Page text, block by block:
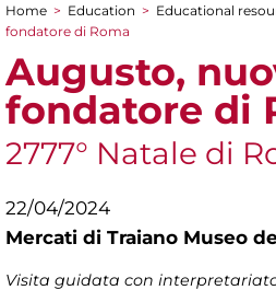
You are here
Home > Education > Educational
fondatore di Roma
Augusto,
fondatore di
2777° Natale di
22/04/2024
Mercati di Traiano Museo
Visita guidata con